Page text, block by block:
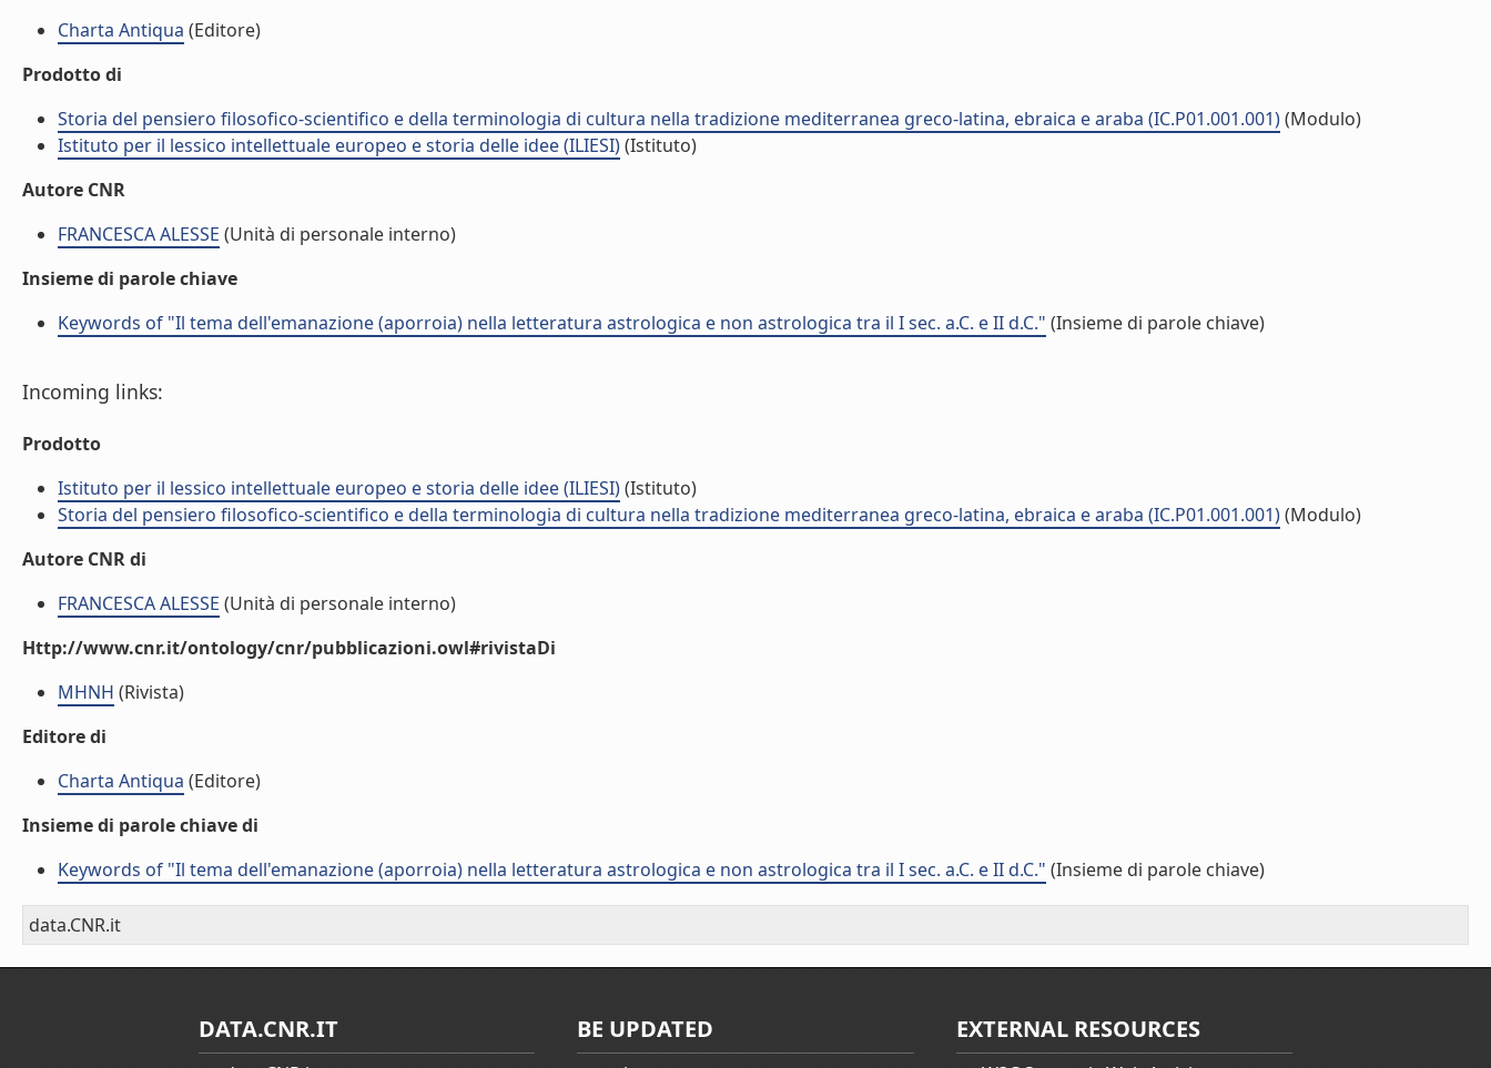
Charta Antiqua (Editore)
Prodotto di
Storia del pensiero filosofico-scientifico e della terminologia di cultura nella tradizione mediterranea greco-latina, ebraica e araba (IC.P01.001.001)(Modulo)
Istituto per il lessico intellettuale europeo e storia delle idee (ILIESI)(Istituto)
Autore CNR
FRANCESCA ALESSE (Unità di personale interno)
Insieme di parole chiave
Keywords of "Il tema dell'emanazione (aporroia) nella letteratura astrologica e non astrologica tra il I sec. a.C. e II d.C." (Insieme di parole chiave)
Incoming links:
Prodotto
Istituto per il lessico intellettuale europeo e storia delle idee (ILIESI)(Istituto)
Storia del pensiero filosofico-scientifico e della terminologia di cultura nella tradizione mediterranea greco-latina, ebraica e araba (IC.P01.001.001)(Modulo)
Autore CNR di
FRANCESCA ALESSE (Unità di personale interno)
Http://www.cnr.it/ontology/cnr/pubblicazioni.owl#rivistaDi
MHNH (Rivista)
Editore di
Charta Antiqua (Editore)
Insieme di parole chiave di
Keywords of "Il tema dell'emanazione (aporroia) nella letteratura astrologica e non astrologica tra il I sec. a.C. e II d.C." (Insieme di parole chiave)
data.CNR.it
DATA.CNR.IT BE UPDATED EXTERNAL RESOURCES